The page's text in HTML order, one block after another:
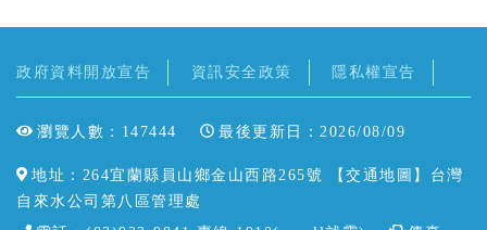
政府資料開放宣告 資訊安全政策 隱私權宣告
瀏覽人數：147444 最後更新日：2026/08/09
地址：264宜蘭縣員山鄉金山西路265號 【交通地圖 】台灣
自來水公司第八區管理處